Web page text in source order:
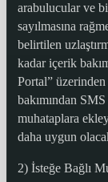
arabulucular ve
sayılmasına
belirtilen
kadar içerik
Portal”
bakımından
muhataplara
daha uygun
2) İsteğe Bağlı